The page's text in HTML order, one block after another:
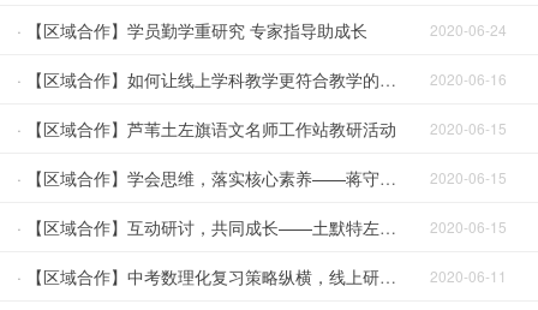
· 【区域合作】学员勤学重研究 专家指导助成长 2020-06-24
· 【区域合作】如何让线上学科教学更符合教学的本质规律 2020-06-16
· 【区域合作】芦苇土左旗语文名师工作站教研活动 2020-06-15
· 【区域合作】学会思维，落实核心素养——蒋守成土左旗小学数学名师工作站线上研修活动纪实 2020-06-15
· 【区域合作】互动研讨，共同成长——土默特左旗臧富仁名校长工作站第五次研修活动 2020-06-15
· 【区域合作】中考数理化复习策略纵横，线上研修收获多！ 2020-06-11